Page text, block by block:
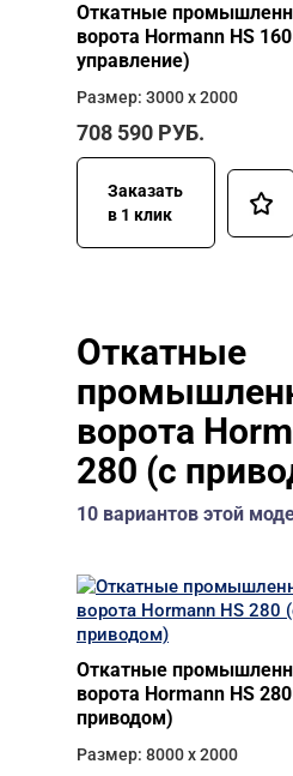
Откатные
ворота Hormann HS
управление)
Размер: 3000 х 2000
708 590 РУБ.
Заказать
в 1 клик
Откатные
ворота
280 (с
10 вариантов этой
Откатные
ворота Hormann HS
приводом)
Размер: 8000 х 2000